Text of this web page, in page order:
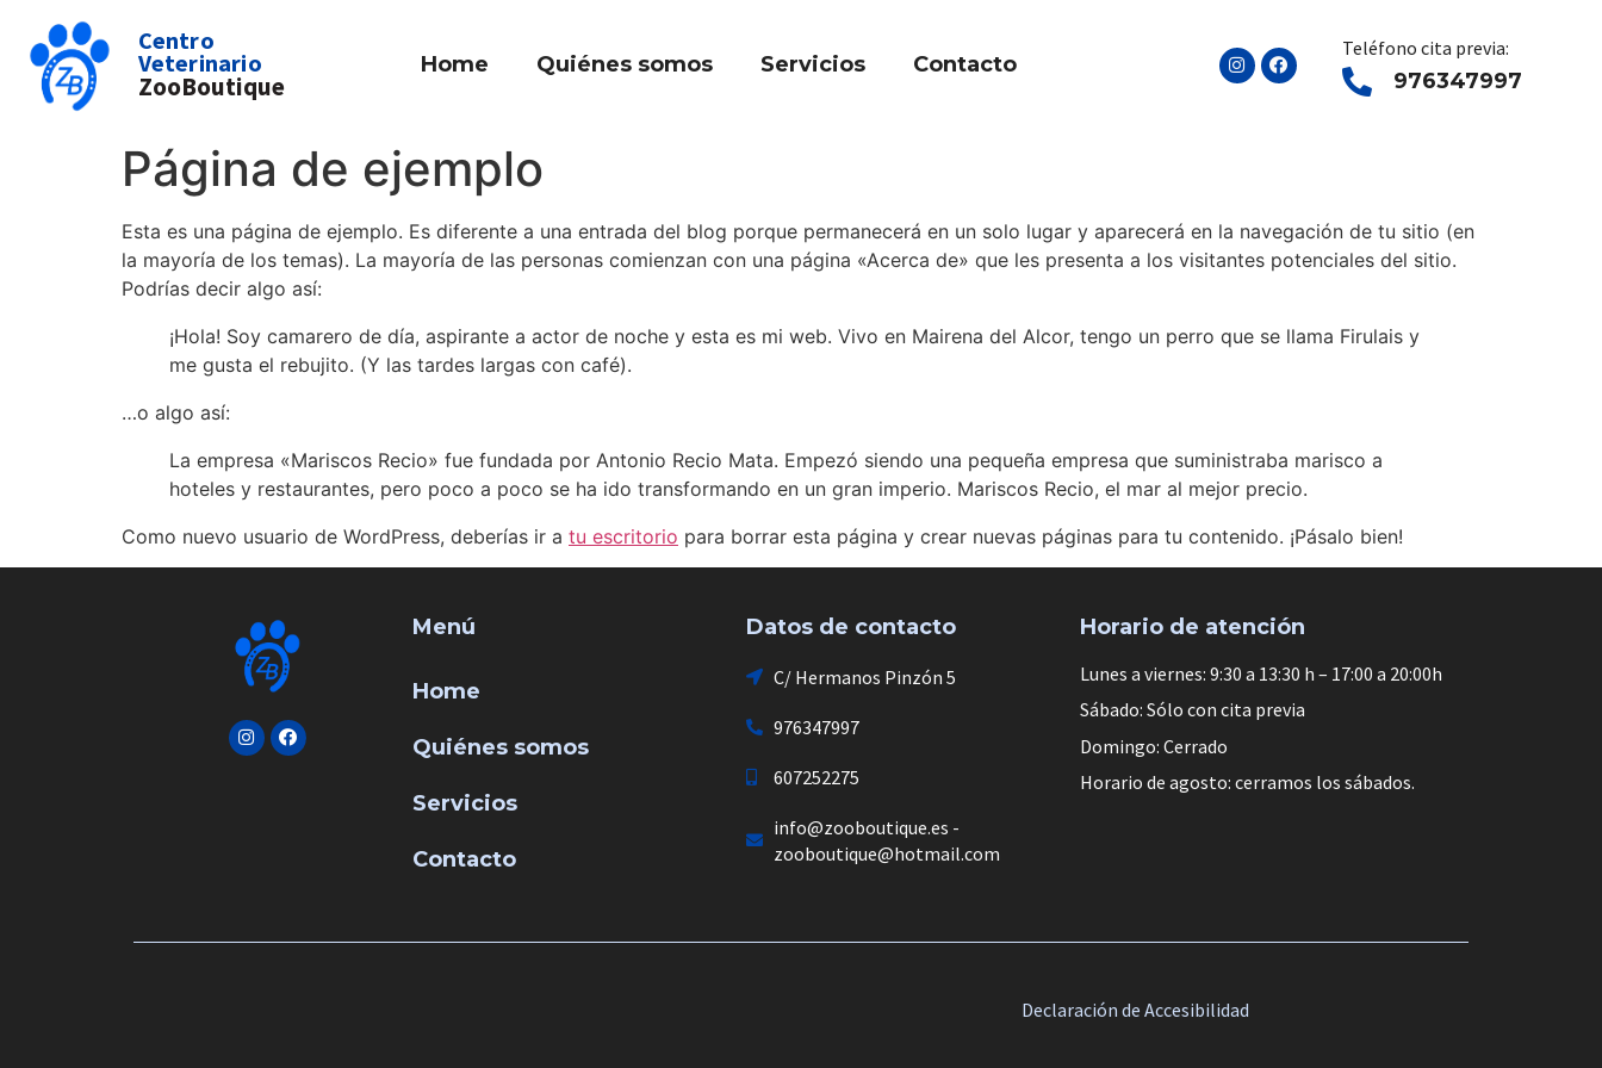
Centro
Veterinario
ZooBoutique
Home Quiénes somos Servicios Contacto
Teléfono cita previa:
976347997
Página de ejemplo
Esta es una página de ejemplo. Es diferente a una entrada del blog porque permanecerá en un solo lugar y aparecerá en la navegación de tu sitio (en
la mayoría de los temas). La mayoría de las personas comienzan con una página «Acerca de» que les presenta a los visitantes potenciales del sitio.
Podrías decir algo así:
¡Hola! Soy camarero de día, aspirante a actor de noche y esta es mi web. Vivo en Mairena del Alcor, tengo un perro que se llama Firulais y
me gusta el rebujito. (Y las tardes largas con café).
…o algo así:
La empresa «Mariscos Recio» fue fundada por Antonio Recio Mata. Empezó siendo una pequeña empresa que suministraba marisco a
hoteles y restaurantes, pero poco a poco se ha ido transformando en un gran imperio. Mariscos Recio, el mar al mejor precio.
Como nuevo usuario de WordPress, deberías ir a tu escritorio para borrar esta página y crear nuevas páginas para tu contenido. ¡Pásalo bien!
Menú
Home
Quiénes somos
Servicios
Contacto
Datos de contacto
C/ Hermanos Pinzón 5
976347997
607252275
info@zooboutique.es -
zooboutique@hotmail.com
Horario de atención
Lunes a viernes: 9:30 a 13:30 h – 17:00 a 20:00h
Sábado: Sólo con cita previa
Domingo: Cerrado
Horario de agosto: cerramos los sábados.
Declaración de Accesibilidad